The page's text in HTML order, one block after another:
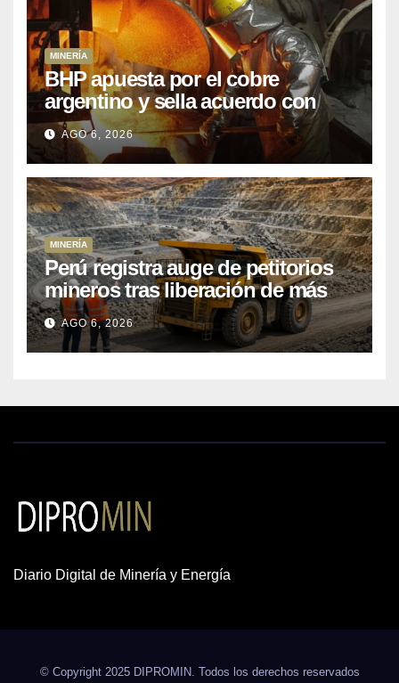
MINERÍA
BHP apuesta por el cobre
argentino y sella acuerdo con
Kobrea para siete proyecto
AGO 6, 2026
MINERÍA
Perú registra auge de petitorios
mineros tras liberación de más
de mil concesiones para explorar
cobre y oro
AGO 6, 2026
Diario Digital de Minería y Energía
© Copyright 2025 DIPROMIN. Todos los derechos reservados